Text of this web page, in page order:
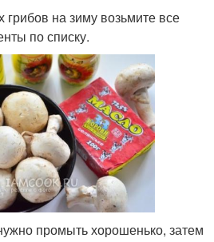
на зиму возьмите все
по списку.
промыть хорошенько, затем